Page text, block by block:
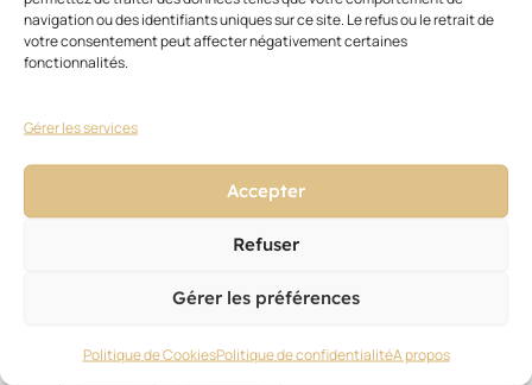
navigation ou des identifiants uniques sur ce site. Le refus ou le retrait de
votre consentement peut affecter négativement certaines
fonctionnalités.
Gérer les services
Accepter
Refuser
Gérer les préférences
Politique de CookiesPolitique de confidentialitéA propos
artistique.
Ces articles pourraient vous
Voir